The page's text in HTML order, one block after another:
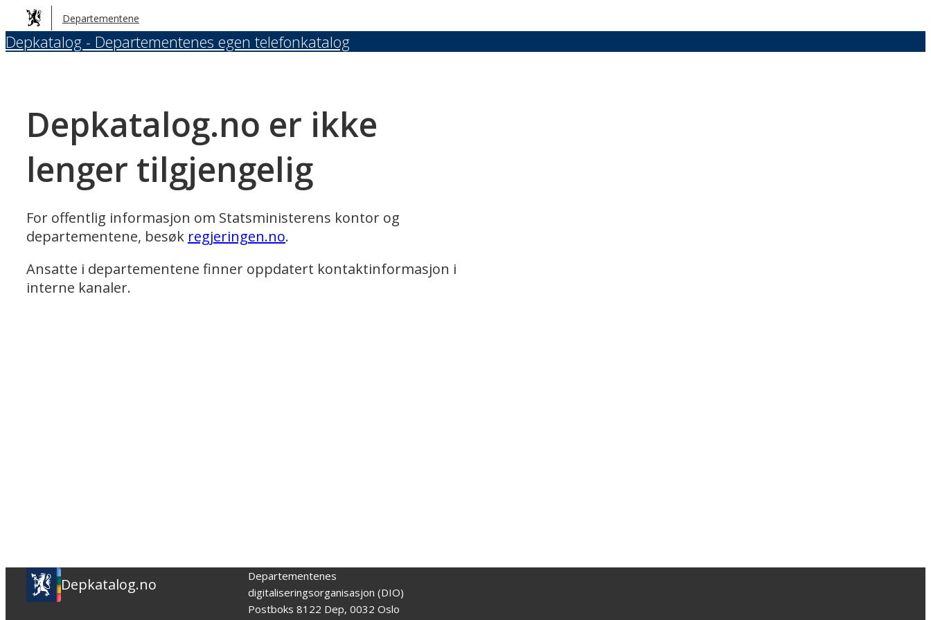
Hopp
til
hovedinnhold
Departementene
Depkatalog - Departementenes egen telefonkatalog
Depkatalog.no er ikke
lenger tilgjengelig
For offentlig informasjon om Statsministerens kontor og
departementene, besøk regjeringen.no.
Ansatte i departementene finner oppdatert kontaktinformasjon i
interne kanaler.
Depkatalog.no
Departementenes
digitaliseringsorganisasjon (DIO)
Postboks 8122 Dep, 0032 Oslo